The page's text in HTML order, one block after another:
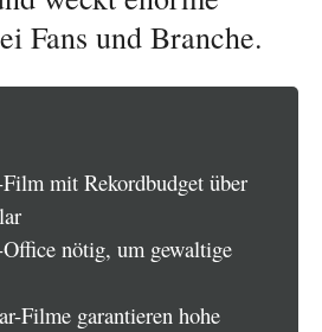
Fans und Branche.
mit Rekordbudget über
nötig, um gewaltige
Filme garantieren hohe